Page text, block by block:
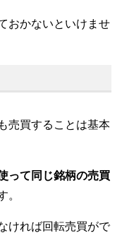
おかないといけませ
売買することは基本
って同じ銘柄の売買
。
ければ回転売買がで